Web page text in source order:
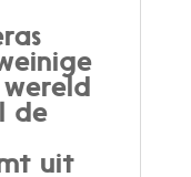
de
uit